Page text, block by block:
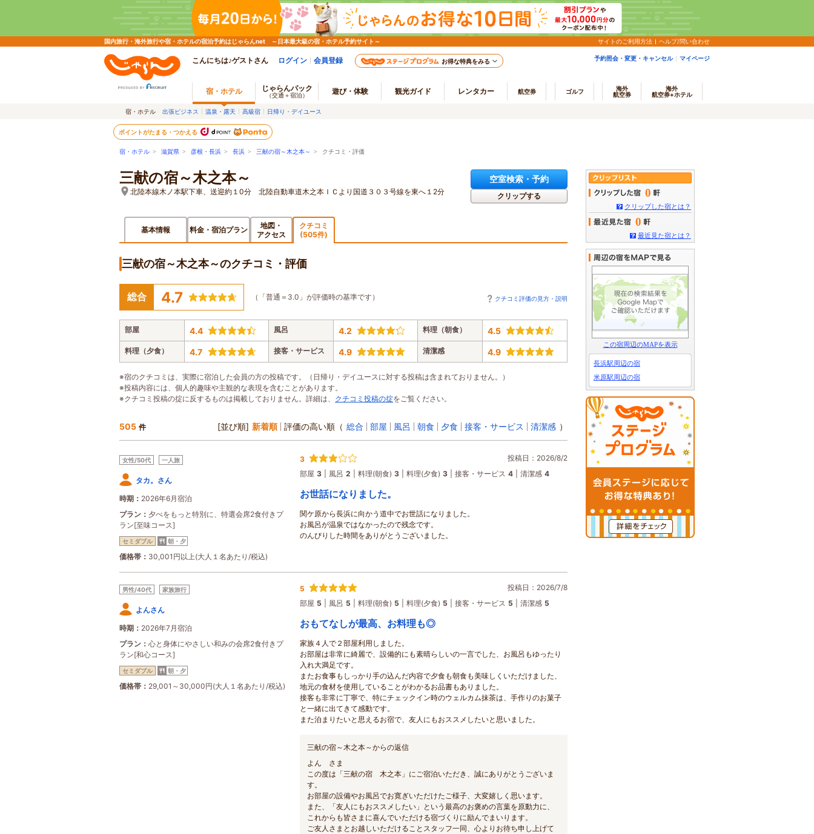
国内旅行・海外旅行や宿・ホテルの宿泊予約はじゃらんnet ～日本最大級の宿・ホテル予約サイト～ サイトのご利用方法 ヘルプ/問い合わせ
こんにちは♪ゲストさん ログイン 会員登録 お得な特典をみる 予約照会・変更・キャンセル マイページ
宿・ホテル じゃらんパック
（交通＋宿泊） 遊び・体験 観光ガイド レンタカー 航空券 ゴルフ
海外
航空券
海外
航空券+ホテル
宿・ホテル 出張ビジネス 温泉・露天 高級宿 日帰り・デイユース
ポイントがたまる・つかえる
宿・ホテル > 滋賀県 > 彦根・長浜 > 長浜 > 三献の宿～木之本～ > クチコミ・評価
三献の宿～木之本～
北陸本線木ノ本駅下車、送迎約１0分 北陸自動車道木之本ＩＣより国道３０３号線を東へ１2分
空室検索・予約
クリップする
基本情報 料金・宿泊プラン
地図・
アクセス
クチコミ
(505件)
三献の宿～木之本～のクチコミ・評価
総合 4.7 （「普通＝3.0」が評価時の基準です） クチコミ評価の見方・説明
部屋 4.4 風呂 4.2 料理（朝食） 4.5
料理（夕食） 4.7 接客・サービス 4.9 清潔感 4.9
※宿のクチコミは、実際に宿泊した会員の方の投稿です。（日帰り・デイユースに対する投稿は含まれておりません。）
※投稿内容には、個人的趣味や主観的な表現を含むことがあります。
※クチコミ投稿の掟に反するものは掲載しておりません。詳細は、 クチコミ投稿の掟をご覧ください。
505 件 [並び順] 新着順 評価の高い順 （ 総合 部屋 風呂 朝食 夕食 接客・サービス 清潔感 ）
女性/50代 一人旅
タカ。さん
時期
2026年6月宿泊
プラン
夕べをもっと特別に、特選会席2食付きプ
ラン[至味コース]
セミダブル 朝・夕
価格帯 30,001円以上(大人１名あたり/税込)
3
投稿日：2026/8/2
部屋 3 風呂 2 料理(朝食) 3 料理(夕食) 3 接客・サービス 4 清潔感 4
お世話になりました。
関ケ原から長浜に向かう道中でお世話になりました。
お風呂が温泉ではなかったので残念です。
のんびりした時間をありがとうございました。
男性/40代 家族旅行
よんさん
時期
2026年7月宿泊
プラン
心と身体にやさしい和みの会席2食付きプ
ラン[和心コース]
セミダブル 朝・夕
価格帯 29,001～30,000円(大人１名あたり/税込)
5
投稿日：2026/7/8
部屋 5 風呂 5 料理(朝食) 5 料理(夕食) 5 接客・サービス 5 清潔感 5
おもてなしが最高、お料理も◎
家族４人で２部屋利用しました。
お部屋は非常に綺麗で、設備的にも素晴らしいの一言でした、お風呂もゆったり
入れ大満足です。
またお食事もしっかり手の込んだ内容で夕食も朝食も美味しくいただけました、
地元の食材を使用していることがわかるお品書もありました。
接客も非常に丁寧で、特にチェックイン時のウェルカム抹茶は、手作りのお菓子
と一緒に出てきて感動です。
また泊まりたいと思えるお宿で、友人にもおススメしたいと思いました。
三献の宿～木之本～からの返信
よん さま
この度は「三献の宿 木之本」にご宿泊いただき、誠にありがとうございま
す。
お部屋の設備やお風呂でお寛ぎいただけたご様子、大変嬉しく思います。
また、「友人にもおススメしたい」という最高のお褒めの言葉を原動力に、
これからも皆さまに喜んでいただける宿づくりに励んでまいります。
ご友人さまとお越しいただけることスタッフ一同、心よりお待ち申し上げて
0
クリップした宿とは？
0
最近見た宿とは？
この宿周辺のMAPを表示
長浜駅周辺の宿
米原駅周辺の宿